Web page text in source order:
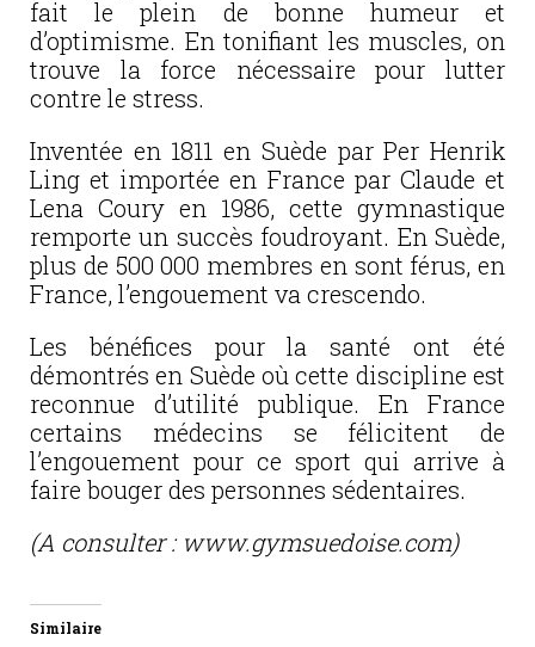
fait le plein de bonne humeur et
d’optimisme. En tonifiant les muscles, on
trouve la force nécessaire pour lutter
contre le stress.
Inventée en 1811 en Suède par Per Henrik
Ling et importée en France par Claude et
Lena Coury en 1986, cette gymnastique
remporte un succès foudroyant. En Suède,
plus de 500 000 membres en sont férus, en
France, l’engouement va crescendo.
Les bénéfices pour la santé ont été
démontrés en Suède où cette discipline est
reconnue d’utilité publique. En France
certains médecins se félicitent de
l’engouement pour ce sport qui arrive à
faire bouger des personnes sédentaires.
(A consulter : www.gymsuedoise.com)
Similaire